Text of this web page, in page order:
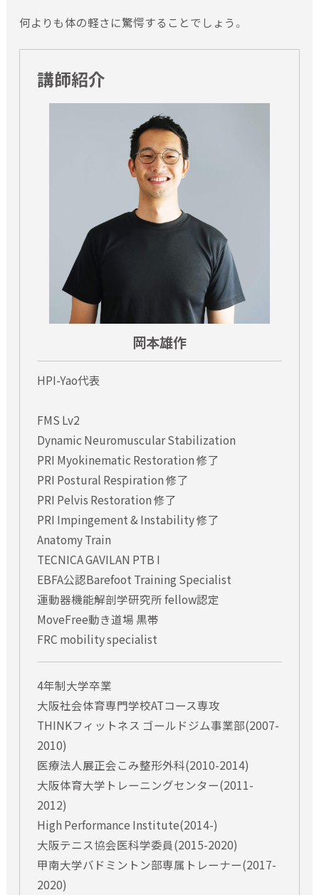
何よりも体の軽さに驚愕することでしょう。
講師紹介
岡本雄作
HPI-Yao代表
FMS Lv2
Dynamic Neuromuscular Stabilization
PRI Myokinematic Restoration 修了
PRI Postural Respiration 修了
PRI Pelvis Restoration 修了
PRI Impingement & Instability 修了
Anatomy Train
TECNICA GAVILAN PTB I
EBFA公認Barefoot Training Specialist
運動器機能解剖学研究所 fellow認定
MoveFree動き道場 黒帯
FRC mobility specialist
4年制大学卒業
大阪社会体育専門学校ATコース専攻
THINKフィットネス ゴールドジム事業部(2007-
2010)
医療法人展正会こみ整形外科(2010-2014)
大阪体育大学トレーニングセンター(2011-
2012)
High Performance Institute(2014-)
大阪テニス協会医科学委員(2015-2020)
甲南大学バドミントン部専属トレーナー(2017-
2020)
キャンセルとさせていただく場合もございます。
ンセルの場合は受講料返金は致しかねますので、ご了承くだ
もしくは講義資料・領収書郵送にて対応させていただきます。
代理出席をご利用される場合、講義資料・領収書等は代理人の
方にお渡し致します。事前連絡がない場合の代理出席は、セミ
ナー受講不可と致します。
・領収書は、セミナー開催当日に受付にてお渡し致します。紛
失等による領収証の再発行はできかねます。
払い戻しについて
・2週間前までの申込みキャンセルの場合は、指定口座にセミ
ナー料金の払い戻しを致します。振込手数料等は、差し引いた
金額となりますので予めご了承ください。
セミナー申込みについて
着信制限などによって連絡事項の伝達が遅れるような場合、
がご連絡下さい。
講義内容の撮影・録音について
・講義中の動画撮影・録音等の行為は原則お断りさせていただ
いております。
※セミナー講師により、写真撮影がNGの場合、動画等も許可
される場合もございます。セミナー当日にアナウンス致しま
すので、よろしくお願い致します。
※セミナー規約についてのご不明な点等は、お問合せフォー
ムよりお問合せ下さい。